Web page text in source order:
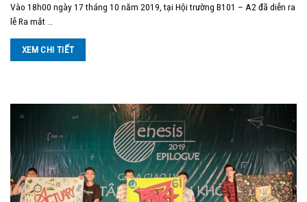
Vào 18h00 ngày 17 tháng 10 năm 2019, tại Hội trường B101 – A2 đã diễn ra
lễ Ra mắt …
XEM CHI TIẾT